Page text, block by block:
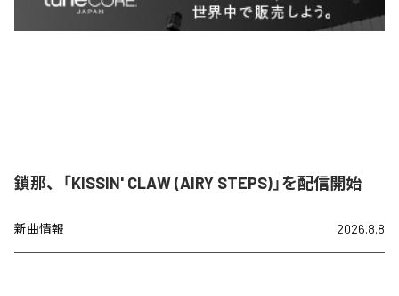
鎖那、「KISSIN' CLAW (AIRY STEPS)」を配信開始
新曲情報 2026.8.8